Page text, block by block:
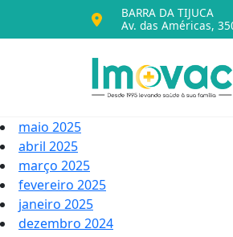
BARRA DA TIJUCA
Av. das Américas,
maio 2025
abril 2025
março 2025
fevereiro 2025
janeiro 2025
dezembro 2024